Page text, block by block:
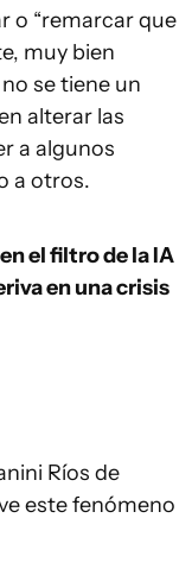
o “remarcar que
muy bien
se tiene un
alterar las
a algunos
a otros.
el filtro de la IA
en una crisis
Ríos de
este fenómeno